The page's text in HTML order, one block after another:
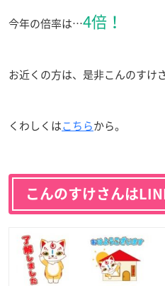
今年の倍率は…4倍！
お近くの方は、是非こんのすけ
くわしくはこちらから。
こんのすけさんは